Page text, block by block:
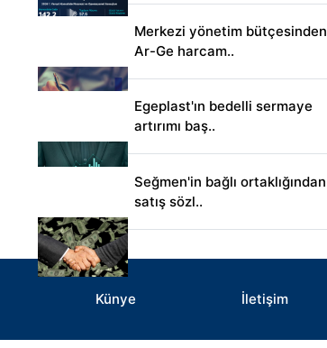
Merkezi yönetim bütçesinden
Ar-Ge harcam..
Egeplast'ın bedelli sermaye
artırımı baş..
Seğmen'in bağlı ortaklığından
satış sözl..
Künye İletişim